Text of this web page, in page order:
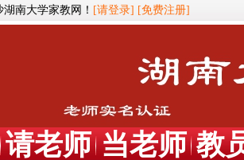
南大学家教网！ [请登录] [免费注册]
请老师 当老师 教